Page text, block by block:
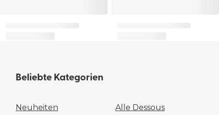
Beliebte Kategorien
Neuheiten Alle Dessous